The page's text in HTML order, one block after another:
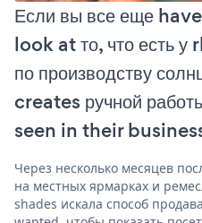
Если вы все еще
look at то, что есть
по производству
creates ручной
seen in their
Через несколько месяцев
на местных ярмарках и
shades искала способ